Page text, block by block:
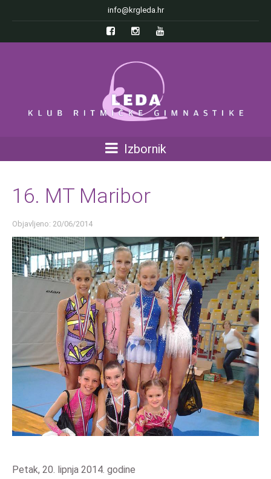
info@krgleda.hr
Izbornik
16. MT Maribor
Objavljeno: 20/06/2014
Petak, 20. lipnja 2014. godine